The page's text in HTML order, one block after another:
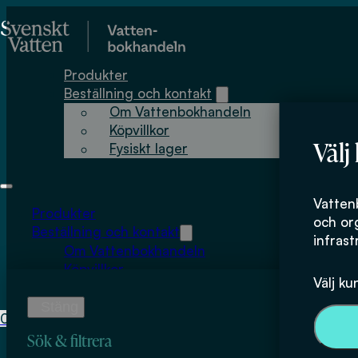
och
Välj
Produkter
Beställning och kontakt
Om Vattenbokhandeln
Köpvillkor
Fysiskt lager
Produkter
Beställning och kontakt
Om Vattenbokhandeln
Köpvillkor
0
kr
Inga produkter i varukorgen.
Stockholms
Sök & filtrera